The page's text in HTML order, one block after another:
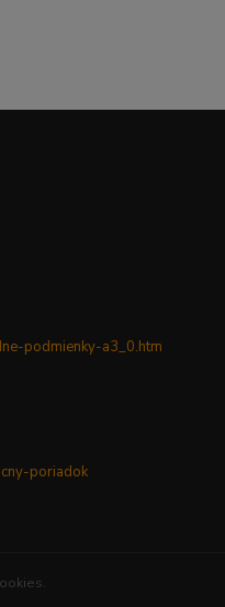
podmienky-a3_0.htm
poriadok